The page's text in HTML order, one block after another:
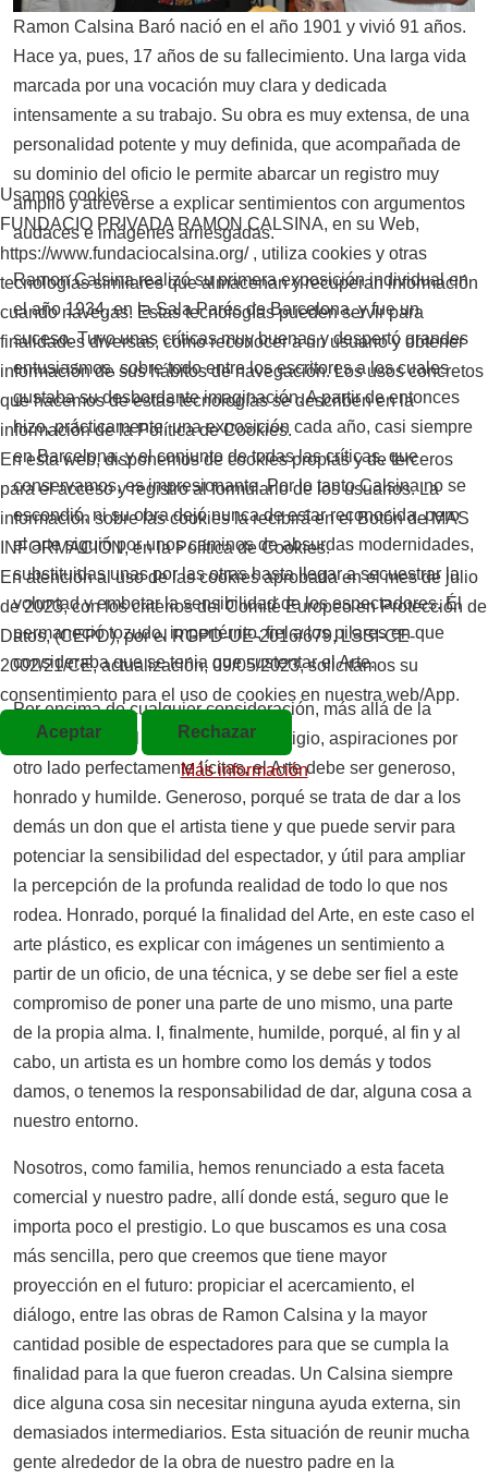
Ramon Calsina Baró nació en el año 1901 y vivió 91 años.
Hace ya, pues, 17 años de su fallecimiento. Una larga vida
marcada por una vocación muy clara y dedicada
intensamente a su trabajo. Su obra es muy extensa, de una
personalidad potente y muy definida, que acompañada de
su dominio del oficio le permite abarcar un registro muy
amplio y atreverse a explicar sentimientos con argumentos
audaces e imágenes arriesgadas.
Ramon Calsina realizó su primera exposición individual en
el año 1934, en la Sala Parés de Barcelona, y fue un
suceso. Tuvo unas críticas muy buenas y despertó grandes
entusiasmos, sobre todo entre los escritores a los cuales
gustaba su desbordante imaginación. A partir de entonces
hizo, prácticamente, una exposición cada año, casi siempre
en Barcelona, y el conjunto de todas las críticas, que
conservamos, es impresionante. Por lo tanto Calsina no se
escondió, ni su obra dejó nunca de estar reconocida, pero
el arte siguió por unos caminos de absurdas modernidades,
substituidas unas por las otras hasta llegar a secuestrar la
voluntad y embotar la sensibilidad de los espectadores. Él
permaneció tozudo, impertérrito, fiel a los pilares en que
consideraba que se tenia que sustentar el Arte.
Por encima de cualquier consideración, más allá de la
faceta comercial y de ganar un prestigio, aspiraciones por
otro lado perfectamente lícitas, el Arte debe ser generoso,
honrado y humilde. Generoso, porqué se trata de dar a los
demás un don que el artista tiene y que puede servir para
potenciar la sensibilidad del espectador, y útil para ampliar
la percepción de la profunda realidad de todo lo que nos
rodea. Honrado, porqué la finalidad del Arte, en este caso el
arte plástico, es explicar con imágenes un sentimiento a
partir de un oficio, de una técnica, y se debe ser fiel a este
compromiso de poner una parte de uno mismo, una parte
de la propia alma. I, finalmente, humilde, porqué, al fin y al
cabo, un artista es un hombre como los demás y todos
damos, o tenemos la responsabilidad de dar, alguna cosa a
nuestro entorno.
Nosotros, como familia, hemos renunciado a esta faceta
comercial y nuestro padre, allí donde está, seguro que le
importa poco el prestigio. Lo que buscamos es una cosa
más sencilla, pero que creemos que tiene mayor
proyección en el futuro: propiciar el acercamiento, el
diálogo, entre las obras de Ramon Calsina y la mayor
cantidad posible de espectadores para que se cumpla la
finalidad para la que fueron creadas. Un Calsina siempre
dice alguna cosa sin necesitar ninguna ayuda externa, sin
demasiados intermediarios. Esta situación de reunir mucha
gente alrededor de la obra de nuestro padre en la
Usamos cookies
FUNDACIO PRIVADA RAMON CALSINA, en su Web,
https://www.fundaciocalsina.org/ , utiliza cookies y otras
tecnologías similares que almacenan y recuperan información
cuando navegas. Estas tecnologías pueden servir para
finalidades diversas, como reconocer a un usuario y obtener
información de sus hábitos de navegación. Los usos concretos
que hacemos de estas tecnologías se describen en la
información de la Política de Cookies.
En esta web, disponemos de cookies propias y de terceros
para el acceso y registro al formulario de los usuarios. La
información sobre las cookies la recibirá en el Botón de MAS
INFORMACIÓN, en la Política de Cookies.
En atención al uso de las cookies aprobada en el mes de julio
de 2023, con los criterios del Comité Europeo en Protección de
Datos, (CEPD), por el RGPD-UE-2016/679, LSSI-CE-
2002/21/CE, actualización, 09/05/2023, solicitamos su
consentimiento para el uso de cookies en nuestra web/App.
Aceptar
Rechazar
Más información